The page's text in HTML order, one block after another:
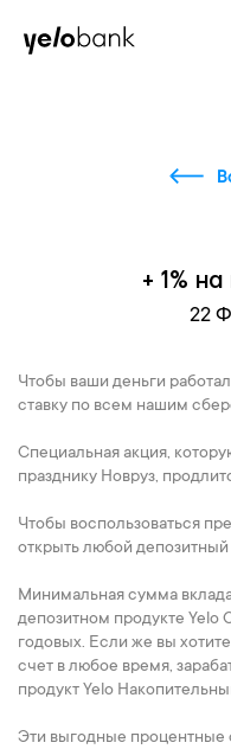
Частным лицам
+ 1%
22
Чтобы ваши деньги
ставку по всем нашим
Специальная акция,
празднику Новруз,
Чтобы воспользоваться
открыть любой депозитный
Минимальная сумма
депозитном продукте Yelo
годовых. Если же вы
счет в любое время,
продукт Yelo
Эти выгодные процентные